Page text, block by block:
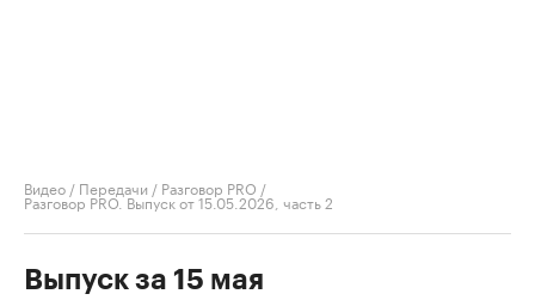
Видео / Передачи / Разговор PRO /
Разговор PRO. Выпуск от 15.05.2026, часть 2
Выпуск за 15 мая